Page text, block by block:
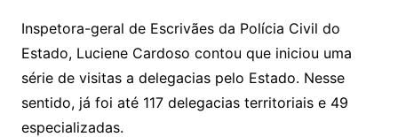
Inspetora-geral de Escrivães da Polícia Civil do
Estado, Luciene Cardoso contou que iniciou uma
série de visitas a delegacias pelo Estado. Nesse
sentido, já foi até 117 delegacias territoriais e 49
especializadas.